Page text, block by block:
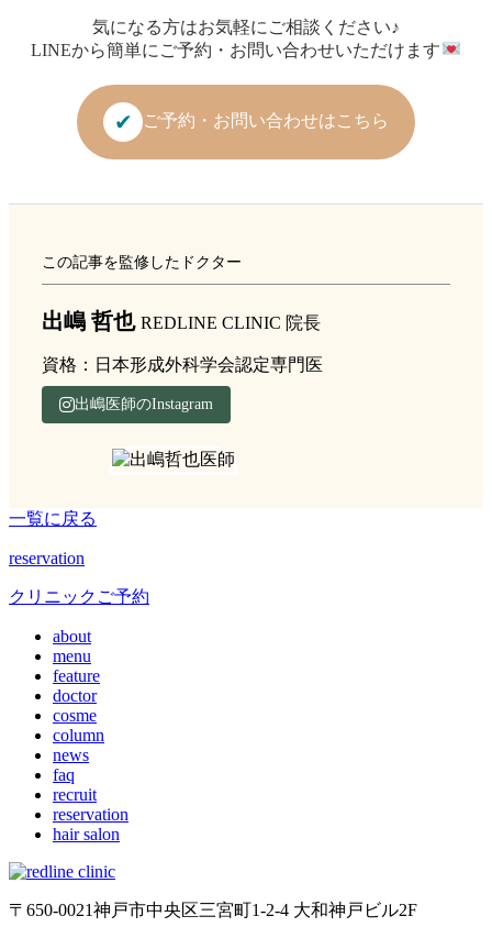
気になる方はお気軽にご相談ください♪
LINEから簡単にご予約・お問い合わせいただけます
✔ ご予約・お問い合わせはこちら
この記事を監修したドクター
出嶋 哲也 REDLINE CLINIC 院長
資格：日本形成外科学会認定専門医
出嶋医師のInstagram
一覧に戻る
reservation
クリニックご予約
about
menu
feature
doctor
cosme
column
news
faq
recruit
reservation
hair salon
〒650-0021神戸市中央区三宮町1-2-4 大和神戸ビル2F